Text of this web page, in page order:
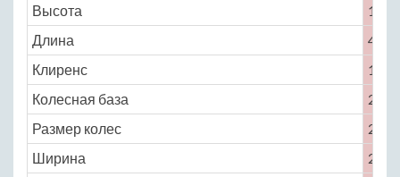
Высота
1240
Длина
4440
Клиренс
120
Колесная база
2690
Размер колес
245
Ширина
2050